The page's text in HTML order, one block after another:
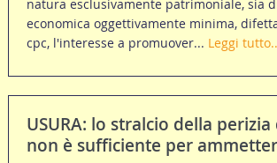
natura esclusivamente patrimoniale, sia
economica oggettivamente minima,
cpc, l'interesse a promuover... Leggi
USURA: lo stralcio della
non è sufficiente per